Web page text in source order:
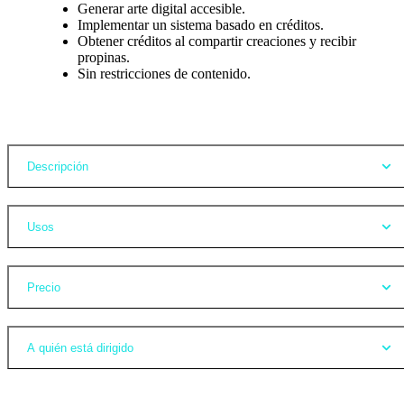
Generar arte digital accesible.
Implementar un sistema basado en créditos.
Obtener créditos al compartir creaciones y recibir
propinas.
Sin restricciones de contenido.
Descripción
Usos
Precio
A quién está dirigido